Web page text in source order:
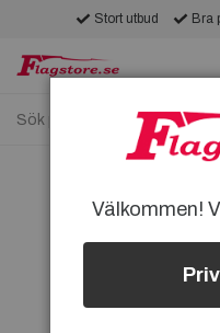
Stort utbud Bra
Välkommen!